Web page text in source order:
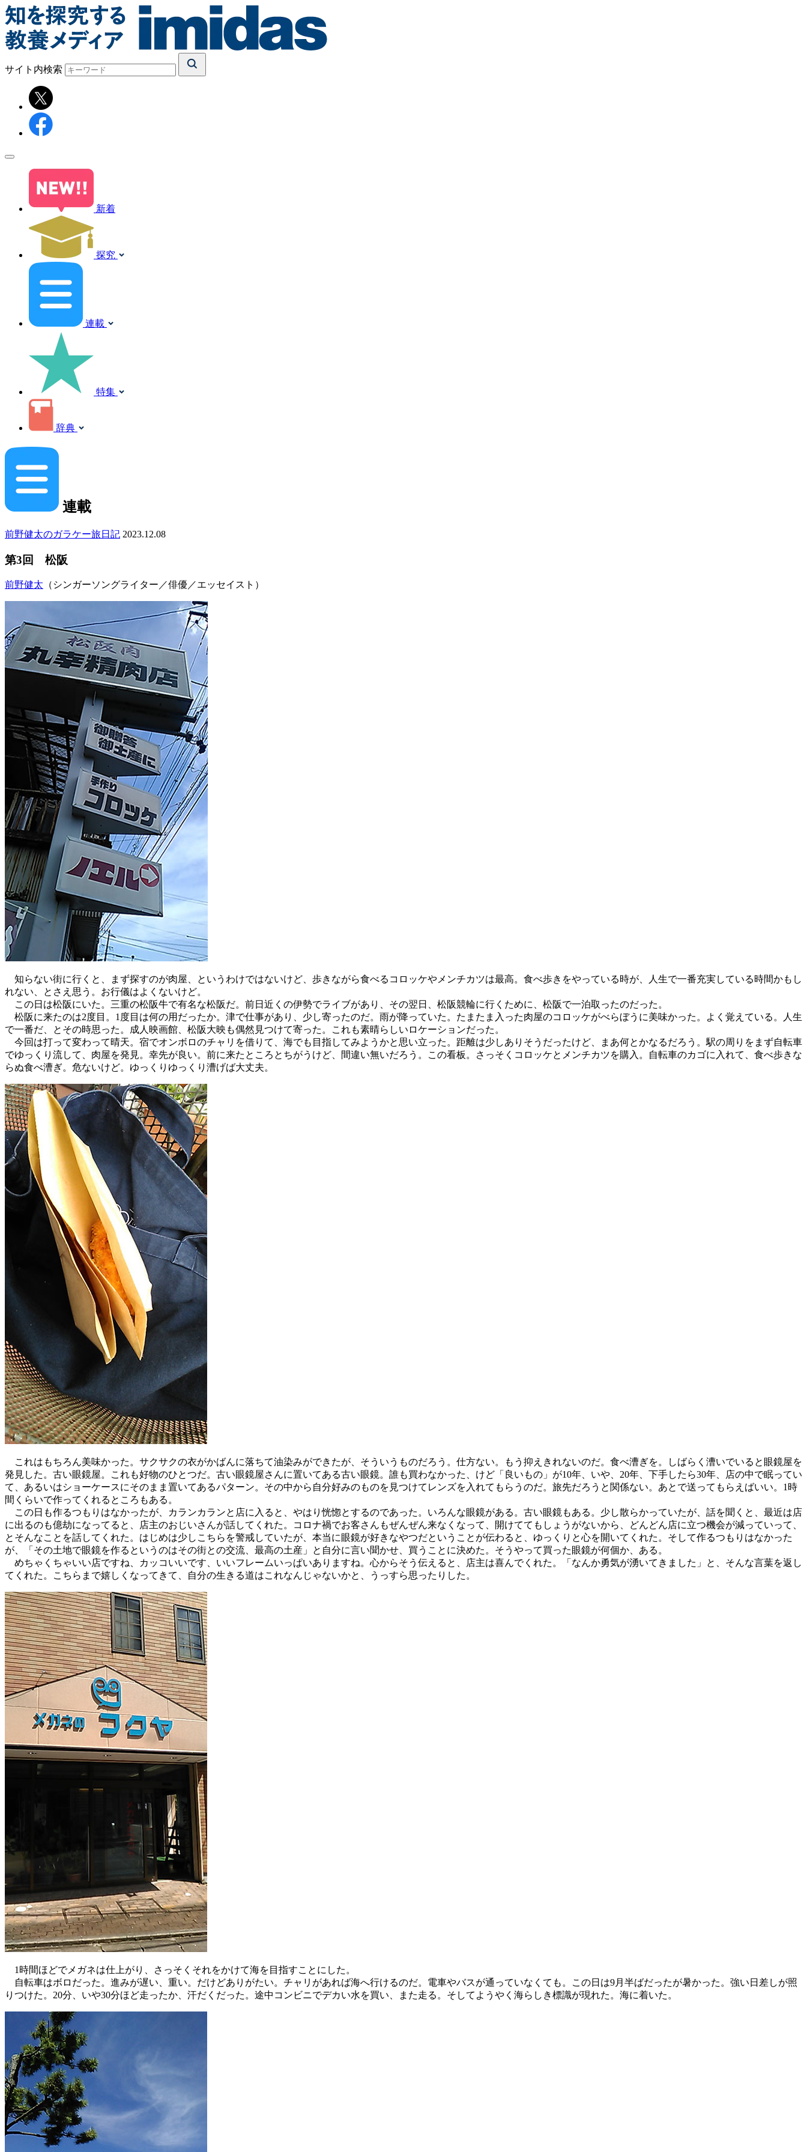
サイト内検索
新着
探究
連載
特集
辞典
連載
前野健太のガラケー旅日記 2023.12.08
第3回 松阪
前野健太 （シンガーソングライター／俳優／エッセイスト）
知らない街に行くと、まず探すのが肉屋、というわけではないけど、歩きながら食べるコロッケやメンチカツは最高。食べ歩きをやっている時が、人生で一番充実している時間かもし
れない、とさえ思う。お行儀はよくないけど。
この日は松阪にいた。三重の松阪牛で有名な松阪だ。前日近くの伊勢でライブがあり、その翌日、松阪競輪に行くために、松阪で一泊取ったのだった。
松阪に来たのは2度目。1度目は何の用だったか。津で仕事があり、少し寄ったのだ。雨が降っていた。たまたま入った肉屋のコロッケがべらぼうに美味かった。よく覚えている。人生
で一番だ、とその時思った。成人映画館、松阪大映も偶然見つけて寄った。これも素晴らしいロケーションだった。
今回は打って変わって晴天。宿でオンボロのチャリを借りて、海でも目指してみようかと思い立った。距離は少しありそうだったけど、まあ何とかなるだろう。駅の周りをまず自転車
でゆっくり流して、肉屋を発見。幸先が良い。前に来たところとちがうけど、間違い無いだろう。この看板。さっそくコロッケとメンチカツを購入。自転車のカゴに入れて、食べ歩きな
らぬ食べ漕ぎ。危ないけど。ゆっくりゆっくり漕げば大丈夫。
これはもちろん美味かった。サクサクの衣がかばんに落ちて油染みができたが、そういうものだろう。仕方ない。もう抑えきれないのだ。食べ漕ぎを。しばらく漕いでいると眼鏡屋を
発見した。古い眼鏡屋。これも好物のひとつだ。古い眼鏡屋さんに置いてある古い眼鏡。誰も買わなかった、けど「良いもの」が10年、いや、20年、下手したら30年、店の中で眠ってい
て、あるいはショーケースにそのまま置いてあるパターン。その中から自分好みのものを見つけてレンズを入れてもらうのだ。旅先だろうと関係ない。あとで送ってもらえばいい。1時
間くらいで作ってくれるところもある。
この日も作るつもりはなかったが、カランカランと店に入ると、やはり恍惚とするのであった。いろんな眼鏡がある。古い眼鏡もある。少し散らかっていたが、話を聞くと、最近は店
に出るのも億劫になってると、店主のおじいさんが話してくれた。コロナ禍でお客さんもぜんぜん来なくなって、開けててもしょうがないから、どんどん店に立つ機会が減っていって、
とそんなことを話してくれた。はじめは少しこちらを警戒していたが、本当に眼鏡が好きなやつだということが伝わると、ゆっくりと心を開いてくれた。そして作るつもりはなかった
が、「その土地で眼鏡を作るというのはその街との交流、最高の土産」と自分に言い聞かせ、買うことに決めた。そうやって買った眼鏡が何個か、ある。
めちゃくちゃいい店ですね、カッコいいです、いいフレームいっぱいありますね。心からそう伝えると、店主は喜んでくれた。「なんか勇気が湧いてきました」と、そんな言葉を返し
てくれた。こちらまで嬉しくなってきて、自分の生きる道はこれなんじゃないかと、うっすら思ったりした。
1時間ほどでメガネは仕上がり、さっそくそれをかけて海を目指すことにした。
自転車はボロだった。進みが遅い、重い。だけどありがたい。チャリがあれば海へ行けるのだ。電車やバスが通っていなくても。この日は9月半ばだったが暑かった。強い日差しが照
りつけた。20分、いや30分ほど走ったか、汗だくだった。途中コンビニでデカい水を買い、また走る。そしてようやく海らしき標識が現れた。海に着いた。